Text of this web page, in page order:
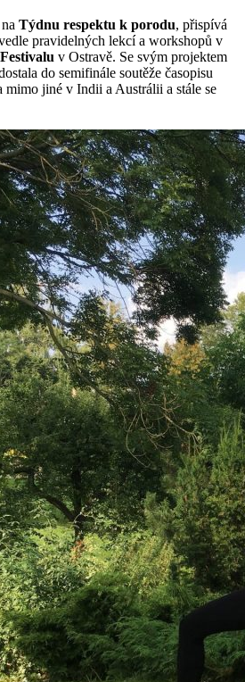
Týdnu respektu k porodu, přispívá
pravidelných lekcí a workshopů v
v Ostravě. Se svým projektem
do semifinále soutěže časopisu
mimo jiné v Indii a Austrálii a stále se